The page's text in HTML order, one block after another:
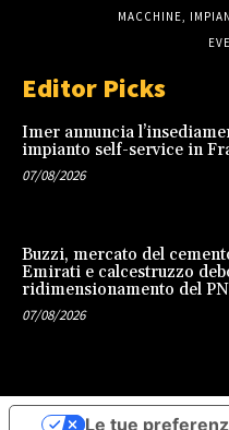
MACCHINE,
Editor Picks
Imer annuncia
impianto self-service in
07/08/2026
Buzzi, mercato del
Emirati e calcestruzzo
ridimensionamento del
07/08/2026
Le tue